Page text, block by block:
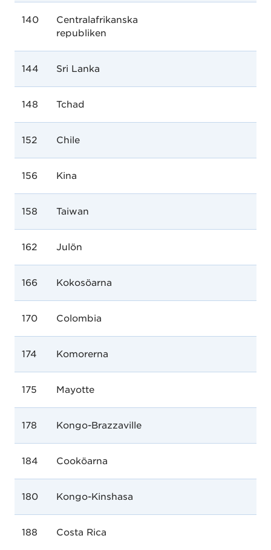
140
Centralafrikanska
republiken
144 Sri Lanka
148 Tchad
152 Chile
156 Kina
158 Taiwan
162 Julön
166 Kokosöarna
170 Colombia
174 Komorerna
175 Mayotte
178 Kongo-Brazzaville
184 Cooköarna
180 Kongo-Kinshasa
188 Costa Rica